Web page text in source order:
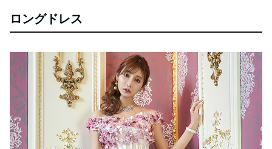
ロングドレス